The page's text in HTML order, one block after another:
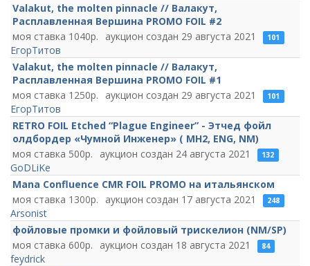
Valakut, the molten pinnacle // Валакут,
Расплавленная Вершина PROMO FOIL #2
1040
29 августа 2021 101
ЕгорТитов
Valakut, the molten pinnacle // Валакут,
Расплавленная Вершина PROMO FOIL #1
1250
29 августа 2021 101
ЕгорТитов
RETRO FOIL Etched “Plague Engineer” - Этчед фойл
олдбордер «Чумной Инженер» ( MH2, ENG, NM)
500
24 августа 2021 132
GoDLiKe
Mana Confluence CMR FOIL PROMO на итальянском
1300
17 августа 2021 248
Arsonist
фойловые промки и фойловый трискелион (NM/SP)
600
18 августа 2021 84
feydrick